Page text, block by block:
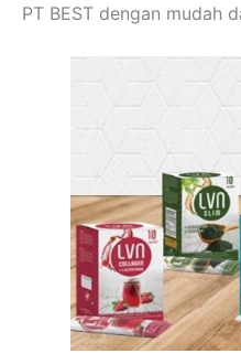
PT BEST dengan mudah